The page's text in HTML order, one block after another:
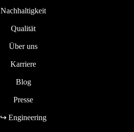
Nachhaltigkeit
Qualität
Über uns
Karriere
Blog
Presse
↪ Engineering